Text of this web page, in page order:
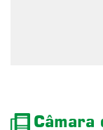
Câmara